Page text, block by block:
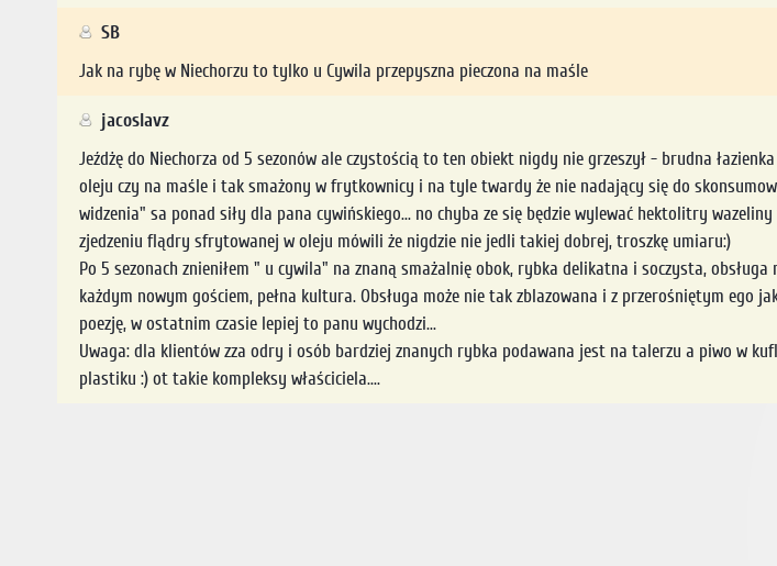
SB
Jak na rybę w Niechorzu to tylko u Cywila przepyszna pieczona na maśle
jacoslavz
Jeźdżę do Niechorza od 5 sezonów ale czystością to ten obiekt nigdy nie grzeszył - brudna
oleju czy na maśle i tak smażony w frytkownicy i na tyle twardy że nie nadający się do
widzenia" sa ponad siły dla pana cywińskiego... no chyba ze się będzie wylewać hektolitry
zjedzeniu flądry sfrytowanej w oleju mówili że nigdzie nie jedli takiej dobrej, troszkę umiaru:)
Po 5 sezonach znieniłem " u cywila" na znaną smażalnię obok, rybka delikatna i soczysta,
każdym nowym gościem, pełna kultura. Obsługa może nie tak zblazowana i z przerośniętym ego
poezję, w ostatnim czasie lepiej to panu wychodzi...
Uwaga: dla klientów zza odry i osób bardziej znanych rybka podawana jest na talerzu a piwo w
plastiku :) ot takie kompleksy właściciela....